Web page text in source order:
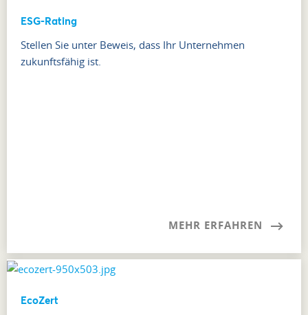
ESG-Rating
Stellen Sie unter Beweis, dass Ihr Unternehmen
zukunftsfähig ist.
MEHR ERFAHREN
EcoZert